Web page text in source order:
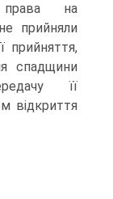
права на
прийняли
прийняття,
спадщини
її
відкриття